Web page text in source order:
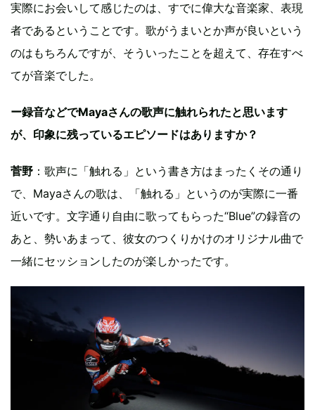
実際にお会いして感じたのは、すでに偉大な音楽家、表現
者であるということです。歌がうまいとか声が良いという
のはもちろんですが、そういったことを超えて、存在すべ
てが音楽でした。
ー録音などでMayaさんの歌声に触れられたと思います
が、印象に残っているエピソードはありますか？
菅野 ：歌声に「触れる」という書き方はまったくその通り
で、Mayaさんの歌は、「触れる」というのが実際に一番
近いです。文字通り自由に歌ってもらった“Blue”の録音の
あと、勢いあまって、彼女のつくりかけのオリジナル曲で
一緒にセッションしたのが楽しかったです。